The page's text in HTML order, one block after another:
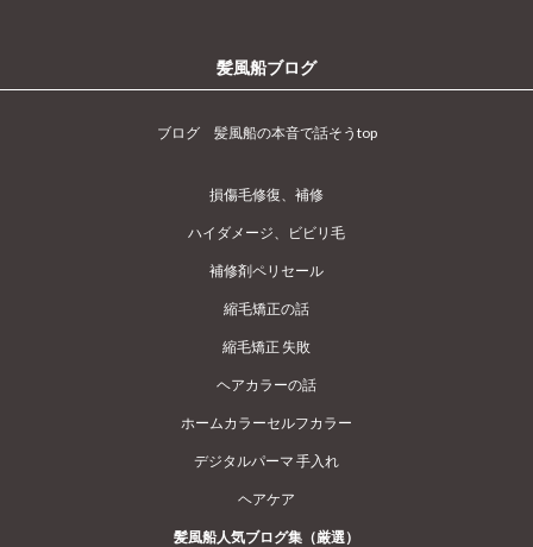
髪風船ブログ
ブログ 髪風船の本音で話そうtop
損傷毛修復、補修
ハイダメージ、ビビリ毛
補修剤ペリセール
縮毛矯正の話
縮毛矯正 失敗
ヘアカラーの話
ホームカラーセルフカラー
デジタルパーマ 手入れ
ヘアケア
髪風船人気ブログ集（厳選）